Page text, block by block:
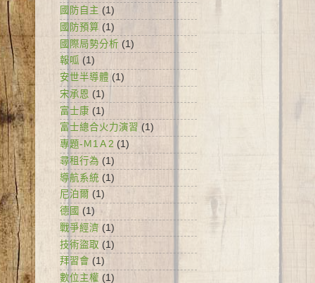
國防自主 (1)
國防預算 (1)
國際局勢分析 (1)
報呱 (1)
安世半導體 (1)
宋承恩 (1)
富士康 (1)
富士總合火力演習 (1)
專題-Ｍ1Ａ2 (1)
尋租行為 (1)
導航系統 (1)
尼泊爾 (1)
德國 (1)
戰爭經濟 (1)
技術盜取 (1)
拜習會 (1)
數位主權 (1)